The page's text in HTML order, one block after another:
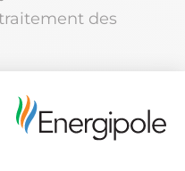
des
au service